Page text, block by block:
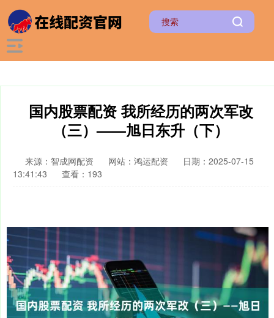
国内股票配资 我所经历的两次军改
（三）——旭日东升（下）
来源：智成网配资 网站：鸿运配资
日期：2025-07-15
13:41:43
查看：193